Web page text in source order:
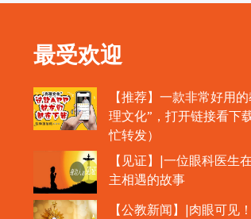
最受欢迎
【推荐】一款非常好用
理文化”，打开链接看下
忙转发）
【见证】|一位眼科医生
主相遇的故事
【公教新闻】|肉眼可见